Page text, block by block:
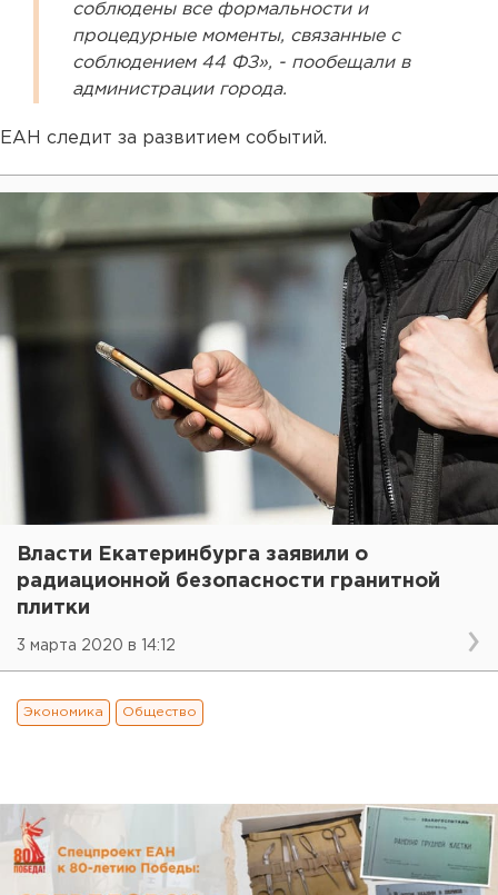
соблюдены все формальности и
процедурные моменты, связанные с
соблюдением 44 ФЗ», - пообещали в
администрации города.
ЕАН следит за развитием событий.
Власти Екатеринбурга заявили о
радиационной безопасности гранитной
плитки
3 марта 2020 в 14:12
Экономика Общество